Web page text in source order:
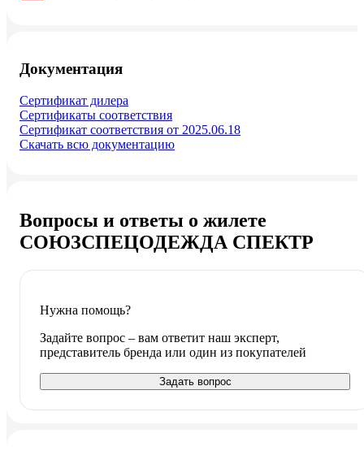
Документация
Сертификат дилера
Сертификаты соответствия
Сертификат соответствия от 2025.06.18
Скачать всю документацию
Вопросы и ответы о жилете
СОЮЗСПЕЦОДЕЖДА СПЕКТР
Нужна помощь?
Задайте вопрос – вам ответит наш эксперт,
представитель бренда или один из покупателей
Задать вопрос